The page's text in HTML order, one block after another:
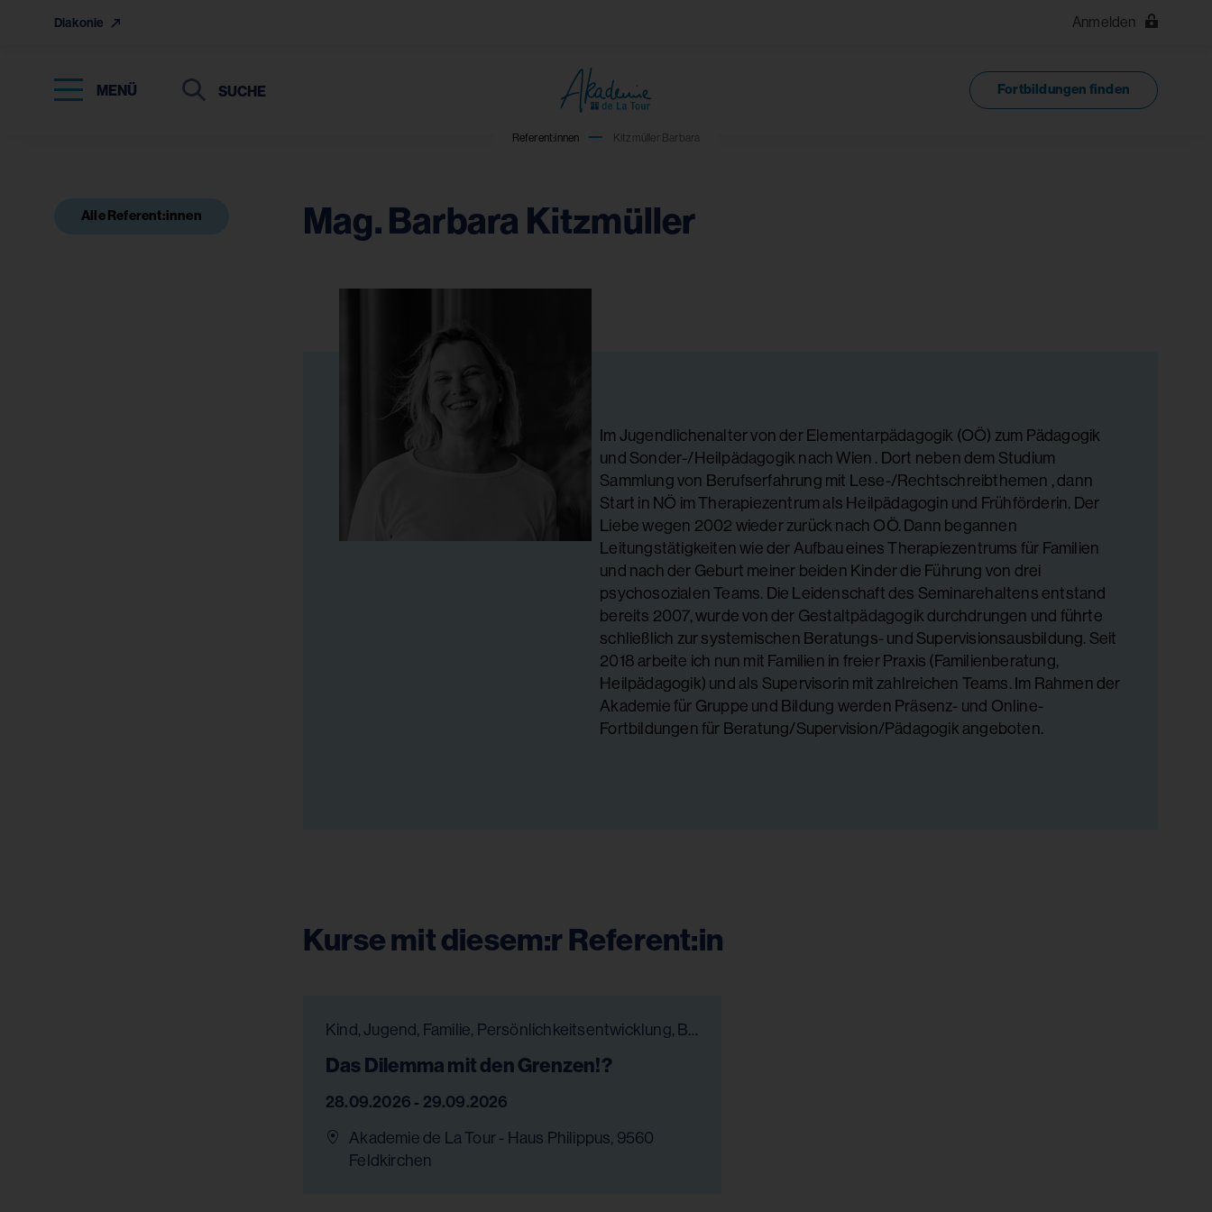
Diakonie Anmelden
MENÜ
Suche
Suche Fortbildungen finden
Referent:innen Kitzmüller Barbara
Alle Referent:innen Mag. Barbara Kitzmüller
Im Jugendlichenalter von der Elementarpädagogik (OÖ) zum Pädagogik
und Sonder-/Heilpädagogik nach Wien . Dort neben dem Studium
Sammlung von Berufserfahrung mit Lese-/Rechtschreibthemen , dann
Start in NÖ im Therapiezentrum als Heilpädagogin und Frühförderin. Der
Liebe wegen 2002 wieder zurück nach OÖ. Dann begannen
Leitungstätigkeiten wie der Aufbau eines Therapiezentrums für Familien
und nach der Geburt meiner beiden Kinder die Führung von drei
psychosozialen Teams. Die Leidenschaft des Seminarehaltens entstand
bereits 2007, wurde von der Gestaltpädagogik durchdrungen und führte
schließlich zur systemischen Beratungs- und Supervisionsausbildung. Seit
2018 arbeite ich nun mit Familien in freier Praxis (Familienberatung,
Heilpädagogik) und als Supervisorin mit zahlreichen Teams. Im Rahmen der
Akademie für Gruppe und Bildung werden Präsenz- und Online-
Fortbildungen für Beratung/Supervision/Pädagogik angeboten.
Kurse mit diesem:r Referent:in
Kind, Jugend, Familie, Persönlichkeitsentwicklung, Bildung, Gesundheit & Pflege, Chancengleichheit
Das Dilemma mit den Grenzen!?
28.09.2026 - 29.09.2026
Akademie de La Tour - Haus Philippus, 9560
Feldkirchen